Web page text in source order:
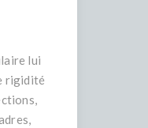
lui
rigidité